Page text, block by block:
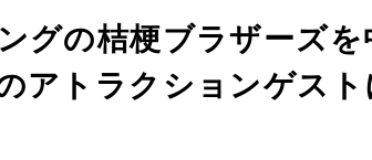
グの桔梗ブラザーズを
アトラクションゲス